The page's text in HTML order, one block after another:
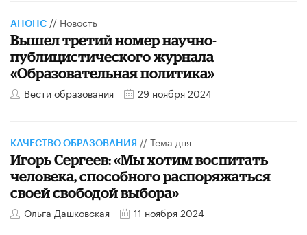
АНОНС // Новость
Вышел третий номер научно-
публицистического журнала
«Образовательная политика»
Вести образования 29 ноября 2024
КАЧЕСТВО ОБРАЗОВАНИЯ //Тема дня
Игорь Сергеев: «Мы хотим воспитать
человека, способного распоряжаться
своей свободой выбора»
Ольга Дашковская 11 ноября 2024